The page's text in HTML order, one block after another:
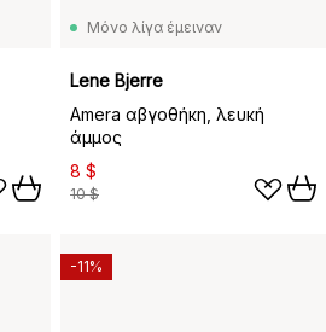
Μόνο λίγα έμειναν
Lene Bjerre
Amera αβγοθήκη, λευκή
άμμος
8 $
10 $
-11%